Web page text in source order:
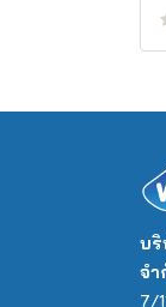
บริ
จำ
7/